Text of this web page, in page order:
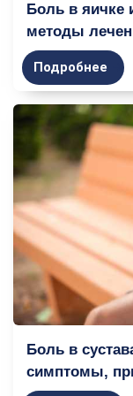
Боль в яичке
методы
Подробнее
Боль в
симптомы,